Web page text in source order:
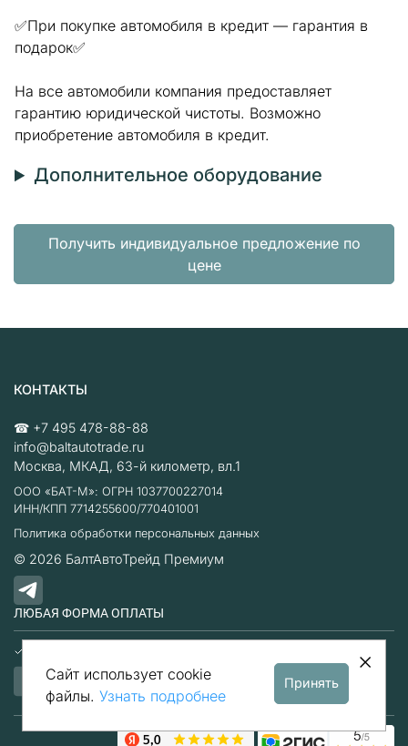
✅При покупке автомобиля в кредит — гарантия в
подарок✅
На все автомобили компания предоставляет
гарантию юридической чистоты. Возможно
приобретение автомобиля в кредит.
Дополнительное оборудование
Получить индивидуальное предложение по
цене
КОНТАКТЫ
☎ +7 495 478-88-88
info@baltautotrade.ru
Москва, МКАД, 63-й километр, вл.1
ООО «БАТ-М»: ОГРН 1037700227014
ИНН/КПП 7714255600/770401001
Политика обработки персональных данных
© 2026 БалтАвтоТрейд Премиум
ЛЮБАЯ ФОРМА ОПЛАТЫ
Сайт использует cookie
файлы. Узнать подробнее
Принять